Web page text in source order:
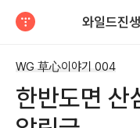
WG 草心이야기 004
한반도면 산